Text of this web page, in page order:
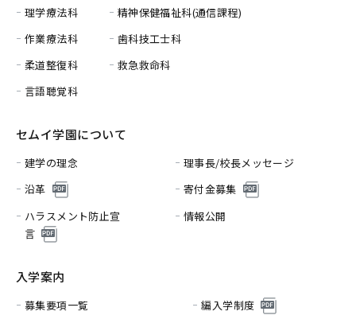
理学療法科
作業療法科
柔道整復科
言語聴覚科
精神保健福祉科(通信課程)
歯科技工士科
救急救命科
セムイ学園について
建学の理念
理事長/校長メッセージ
沿革
寄付金募集
ハラスメント防止宣
言
情報公開
入学案内
募集要項一覧
編入学制度